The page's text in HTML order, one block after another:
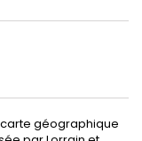
géographique